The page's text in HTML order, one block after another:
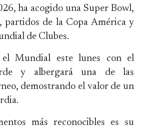
ha acogido una Super Bowl,
partidos de la Copa América y
de Clubes.
el Mundial este lunes con el
y albergará una de las
demostrando el valor de un
más reconocibles es su